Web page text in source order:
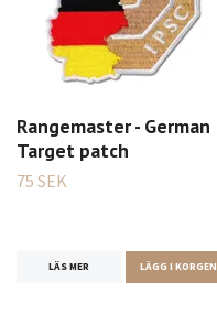
Rangemaster - German
Target patch
75 SEK
LÄS MER LÄGG I KORGEN